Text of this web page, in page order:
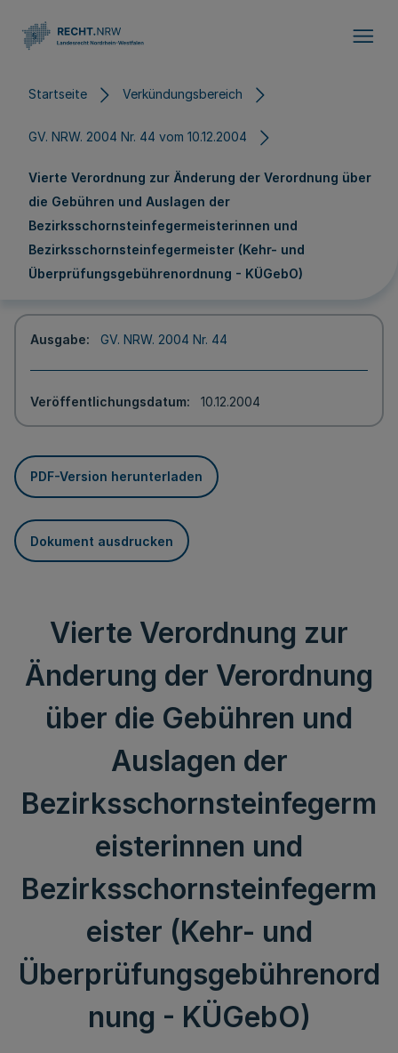
Startseite Verkündungsbereich
GV. NRW. 2004 Nr. 44 vom 10.12.2004
Vierte Verordnung zur Änderung der Verordnung über
die Gebühren und Auslagen der
Bezirksschornsteinfegermeisterinnen und
Bezirksschornsteinfegermeister (Kehr- und
Überprüfungsgebührenordnung - KÜGebO)
Ausgabe GV. NRW. 2004 Nr. 44
Veröffentlichungsdatum 10.12.2004
PDF-Version herunterladen
Dokument ausdrucken
Vierte Verordnung zur
Änderung der Verordnung
über die Gebühren und
Auslagen der
Bezirksschornsteinfegerm
eisterinnen und
Bezirksschornsteinfegerm
eister (Kehr- und
Überprüfungsgebührenord
nung - KÜGebO)